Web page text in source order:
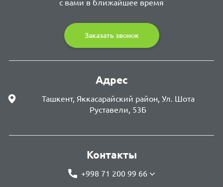
с вами в ближайшее время
Заказать звонок
Адрес
Ташкент, Яккасарайский район, Ул. Шота
Руставели, 53Б
Контакты
+998 71 200 99 66